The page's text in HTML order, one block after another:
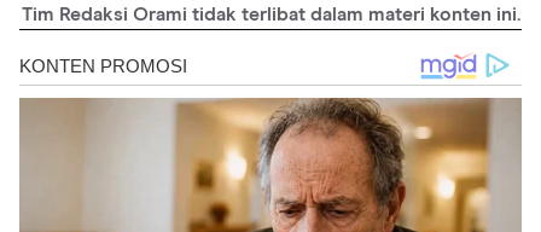
so-far/
monsters/
Tim Redaksi Orami tidak terlibat dalam materi konten ini.